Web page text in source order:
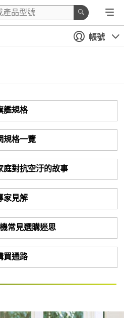
帳號
艦規格
規格一覽
庭對抗空汙的故事
家見解
常見選購迷思
買通路